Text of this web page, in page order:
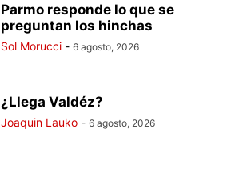
Parmo responde lo que se
preguntan los hinchas
Sol Morucci - 6 agosto, 2026
¿Llega Valdéz?
Joaquin Lauko - 6 agosto, 2026